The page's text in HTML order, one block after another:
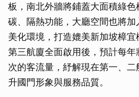
板，南北外牆將鋪蓋大面積綠
碳、隔熱功能，大廳空間也將
美化環境，打造媲美新加坡樟宜
第三航廈全面啟用後，預計每
次的客流量，紓解現在第一、
升國門形象與服務品質。